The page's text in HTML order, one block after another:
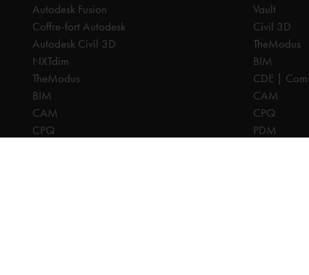
Autodesk Fusion
Coffre-fort Autodesk
Autodesk Civil 3D
NXTdim
TheModus
BIM
CAM
CPQ
Vault
Civil 3D
TheModus
BIM
CDE |
CAM
CPQ
PDM